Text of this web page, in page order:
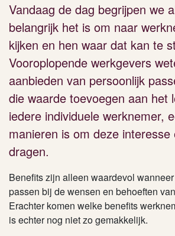
Vandaag de dag begrijpen we
belangrijk het is om naar
kijken en hen waar dat kan te
Vooroplopende werkgevers
aanbieden van persoonlijk
die waarde toevoegen aan het
iedere individuele werknemer,
manieren is om deze
dragen.
Benefits zijn alleen waardevol
passen bij de wensen en behoeften
Erachter komen welke benefits
is echter nog niet zo gemakkelijk.